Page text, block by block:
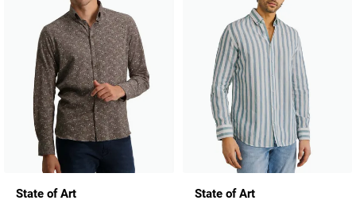
State of Art State of Art